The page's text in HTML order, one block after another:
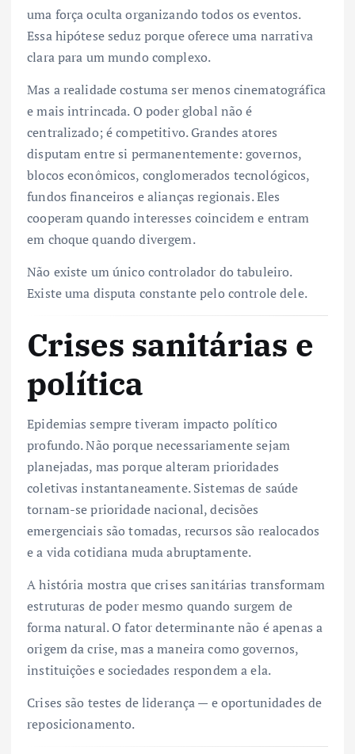
uma força oculta organizando todos os eventos.
Essa hipótese seduz porque oferece uma narrativa
clara para um mundo complexo.
Mas a realidade costuma ser menos cinematográfica
e mais intrincada. O poder global não é
centralizado; é competitivo. Grandes atores
disputam entre si permanentemente: governos,
blocos econômicos, conglomerados tecnológicos,
fundos financeiros e alianças regionais. Eles
cooperam quando interesses coincidem e entram
em choque quando divergem.
Não existe um único controlador do tabuleiro.
Existe uma disputa constante pelo controle dele.
Crises sanitárias e
política
Epidemias sempre tiveram impacto político
profundo. Não porque necessariamente sejam
planejadas, mas porque alteram prioridades
coletivas instantaneamente. Sistemas de saúde
tornam-se prioridade nacional, decisões
emergenciais são tomadas, recursos são realocados
e a vida cotidiana muda abruptamente.
A história mostra que crises sanitárias transformam
estruturas de poder mesmo quando surgem de
forma natural. O fator determinante não é apenas a
origem da crise, mas a maneira como governos,
instituições e sociedades respondem a ela.
Crises são testes de liderança — e oportunidades de
reposicionamento.